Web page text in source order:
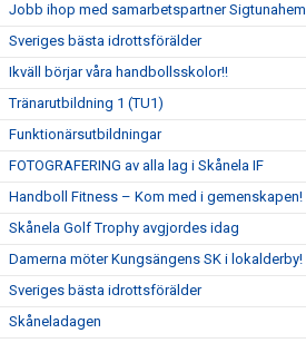
Jobb ihop med samarbetspartner Sigtunahem
Sveriges bästa idrottsförälder
Ikväll börjar våra handbollsskolor!!
Tränarutbildning 1 (TU1)
Funktionärsutbildningar
FOTOGRAFERING av alla lag i Skånela IF
Handboll Fitness – Kom med i gemenskapen!
Skånela Golf Trophy avgjordes idag
Damerna möter Kungsängens SK i lokalderby!
Sveriges bästa idrottsförälder
Skåneladagen